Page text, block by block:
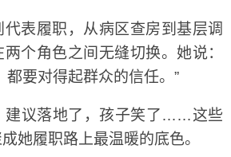
履职，从病区查房到基层调
个角色之间无缝切换。她说：
都要对得起群众的信任。”
议落地了，孩子笑了……这些
她履职路上最温暖的底色。